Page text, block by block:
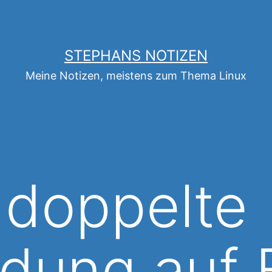
STEPHANS NOTIZEN
Meine Notizen, meistens zum Thema Linux